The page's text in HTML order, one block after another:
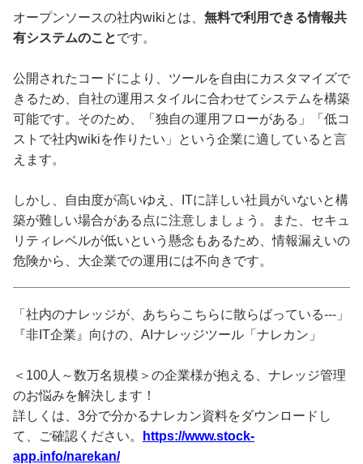
オープンソースの社内wikiとは、 無料で利用できる情報共
有システムのことです。
公開されたコードにより、ツールを自由にカスタマイズで
きるため、自社の運用スタイルに合わせてシステムを構築
可能です。そのため、「独自の運用フローがある」「低コ
ストで社内wikiを作りたい」という企業に適していると言
えます。
しかし、自由度が高いゆえ、ITに詳しい社員がいないと構
築が難しい場合がある点に注意しましょう。また、セキュ
リティレベルが低いという懸念もあるため、情報漏えいの
危険から、大企業での運用には不向きです。
「社内のナレッジが、あちらこちらに散らばっている---」
『非IT企業』向けの、AIナレッジツール「ナレカン」
＜100人～数万名規模＞の企業様が抱える、ナレッジ管理
のお悩みを解決します！
詳しくは、3分で分かるナレカン資料をダウンロードし
て、ご確認ください。
https://www.stock-
app.info/narekan/